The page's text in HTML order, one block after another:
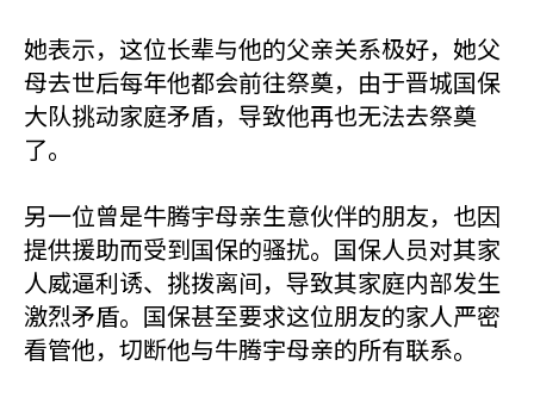
她表示，这位长辈与他的父亲关系极好，她父
母去世后每年他都会前往祭奠，由于晋城国保
大队挑动家庭矛盾，导致他再也无法去祭奠
了。
另一位曾是牛腾宇母亲生意伙伴的朋友，也因
提供援助而受到国保的骚扰。国保人员对其家
人威逼利诱、挑拨离间，导致其家庭内部发生
激烈矛盾。国保甚至要求这位朋友的家人严密
看管他，切断他与牛腾宇母亲的所有联系。